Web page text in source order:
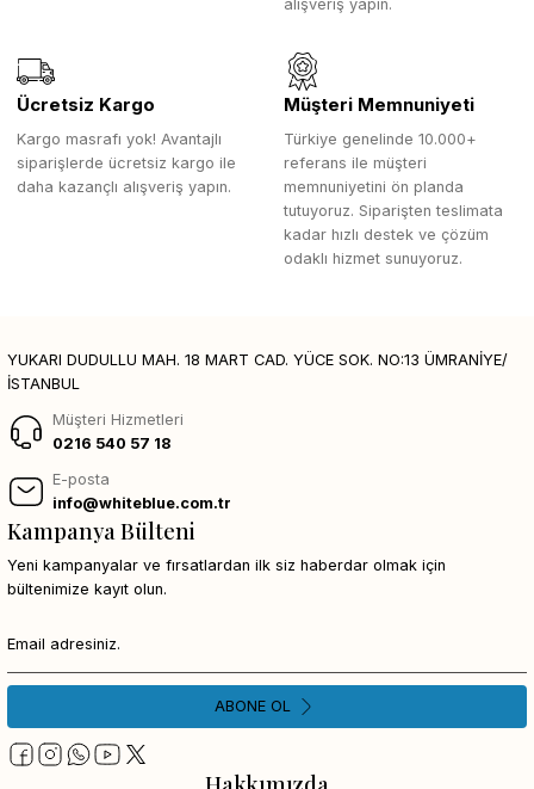
alışveriş yapın.
Ücretsiz Kargo
Kargo masrafı yok! Avantajlı
siparişlerde ücretsiz kargo ile
daha kazançlı alışveriş yapın.
Müşteri Memnuniyeti
Türkiye genelinde 10.000+
referans ile müşteri
memnuniyetini ön planda
tutuyoruz. Siparişten teslimata
kadar hızlı destek ve çözüm
odaklı hizmet sunuyoruz.
YUKARI DUDULLU MAH. 18 MART CAD. YÜCE SOK. NO:13 ÜMRANİYE/
İSTANBUL
Müşteri Hizmetleri
0216 540 57 18
E-posta
info@whiteblue.com.tr
Kampanya Bülteni
Yeni kampanyalar ve fırsatlardan ilk siz haberdar olmak için
bültenimize kayıt olun.
ABONE OL